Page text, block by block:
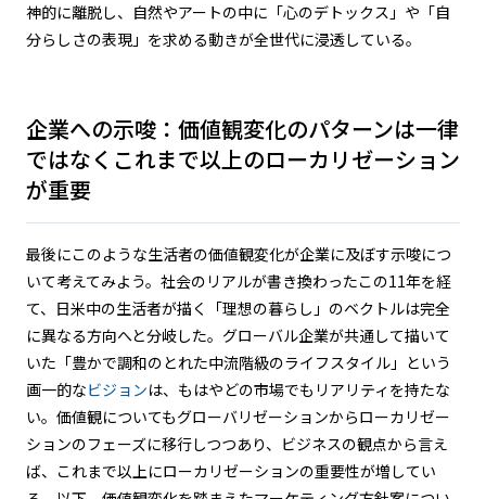
神的に離脱し、自然やアートの中に「心のデトックス」や「自
分らしさの表現」を求める動きが全世代に浸透している。
企業への示唆：価値観変化のパターンは一律
ではなくこれまで以上のローカリゼーション
が重要
最後にこのような生活者の価値観変化が企業に及ぼす示唆につ
いて考えてみよう。社会のリアルが書き換わったこの11年を経
て、日米中の生活者が描く「理想の暮らし」のベクトルは完全
に異なる方向へと分岐した。グローバル企業が共通して描いて
いた「豊かで調和のとれた中流階級のライフスタイル」という
画一的なビジョンは、もはやどの市場でもリアリティを持たな
い。価値観についてもグローバリゼーションからローカリゼー
ションのフェーズに移行しつつあり、ビジネスの観点から言え
ば、これまで以上にローカリゼーションの重要性が増してい